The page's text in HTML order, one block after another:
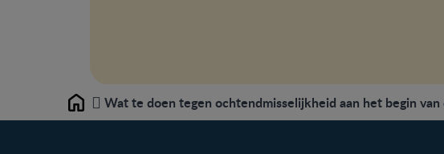
Home Wat te doen tegen ochtendmisselijkheid aan het begin van